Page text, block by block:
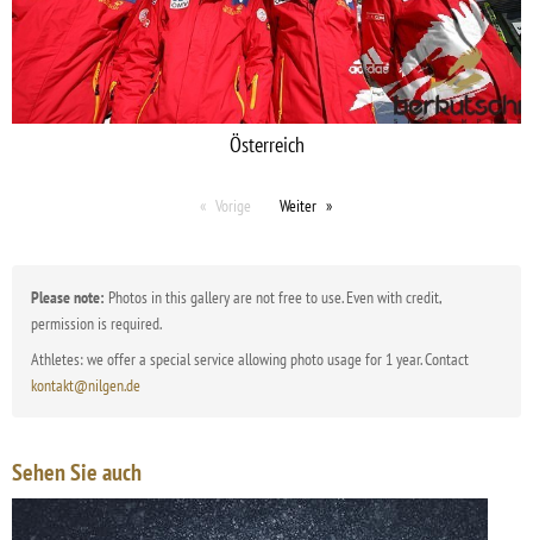
Österreich
Vorige Weiter
Please note: Photos in this gallery are not free to use. Even with credit,
permission is required.
Athletes: we offer a special service allowing photo usage for 1 year. Contact
kontakt@nilgen.de
Sehen Sie auch